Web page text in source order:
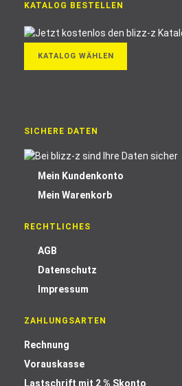
KATALOG BESTELLEN
KATALOG WÄHLEN
SICHERE DATEN
Mein Kundenkonto
Mein Warenkorb
RECHTLICHES
AGB
Datenschutz
Impressum
ZAHLUNGSARTEN
Rechnung
Vorauskasse
Lastschrift mit 2 % Skonto